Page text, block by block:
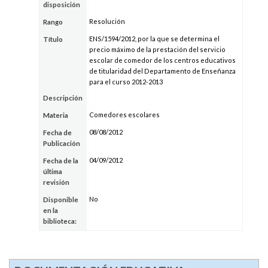
disposición
Rango Resolución
Título
ENS/1594/2012, por la que se determina el
precio máximo de la prestación del servicio
escolar de comedor de los centros educativos
de titularidad del Departamento de Enseñanza
para el curso 2012-2013
Descripción
Materia Comedores escolares
Fecha de
Publicación
08/08/2012
Fecha de la
última
revisión
04/09/2012
Disponible
en la
biblioteca:
No